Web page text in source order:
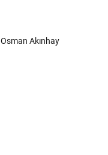
Osman Akınhay